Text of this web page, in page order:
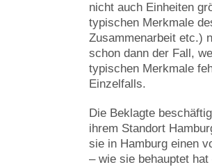
nicht auch Einheiten
typischen Merkmale
Zusammenarbeit etc.)
schon dann der Fall,
typischen Merkmale
Einzelfalls.
Die Beklagte
ihrem Standort
sie in Hamburg einen
– wie sie behauptet